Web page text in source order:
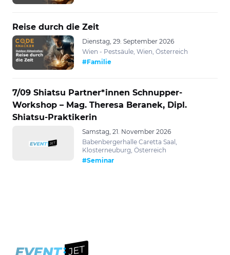
Reise durch die Zeit
Dienstag, 29. September 2026
Wien - Pestsäule, Wien, Österreich
#Familie
7/09 Shiatsu Partner*innen Schnupper-
Workshop – Mag. Theresa Beranek, Dipl.
Shiatsu-Praktikerin
Samstag, 21. November 2026
Babenbergerhalle Caretta Saal,
Klosterneuburg, Österreich
#Seminar